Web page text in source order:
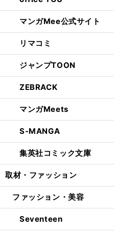
マンガMee公式サイト
リマコミ
ジャンプTOON
ZEBRACK
マンガMeets
S-MANGA
集英社コミック文庫
取材・ファッション
ファッション・美容
Seventeen